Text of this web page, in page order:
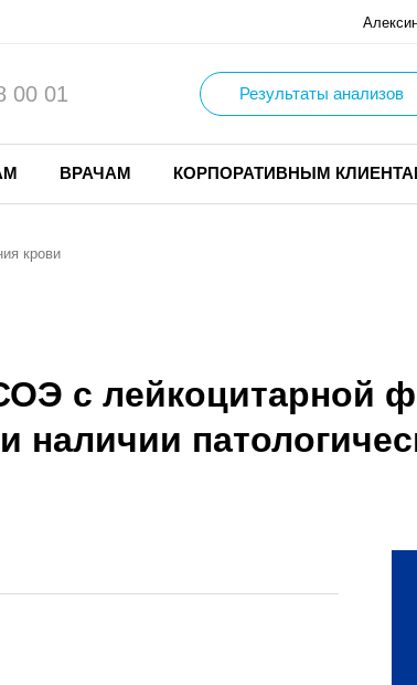
00 01 Результаты анализов
ВРАЧАМ КОРПОРАТИВНЫМ
крови
с лейкоцитарной
наличии